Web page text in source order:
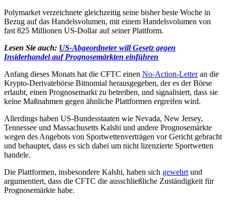
Polymarket verzeichnete gleichzeitig seine bisher beste Woche in
Bezug auf das Handelsvolumen, mit einem Handelsvolumen von
fast 825 Millionen US-Dollar auf seiner Plattform.
Lesen Sie auch: US-Abgeordneter will Gesetz gegen
Insiderhandel auf Prognosemärkten einführen
Anfang dieses Monats hat die CFTC einen No-Action-Letteran die
Krypto-Derivatebörse Bitnomial herausgegeben, der es der Börse
erlaubt, einen Prognosemarkt zu betreiben, und signalisiert, dass sie
keine Maßnahmen gegen ähnliche Plattformen ergreifen wird.
Allerdings haben US-Bundesstaaten wie Nevada, New Jersey,
Tennessee und Massachusetts Kalshi und andere Prognosemärkte
wegen des Angebots von Sportwettenverträgen vor Gericht gebracht
und behauptet, dass es sich dabei um nicht lizenzierte Sportwetten
handele.
Die Plattformen, insbesondere Kalshi, haben sich gewehrt und
argumentiert, dass die CFTC die ausschließliche Zuständigkeit für
Prognosemärkte habe.